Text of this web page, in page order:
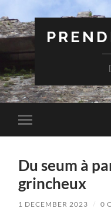
Toggle
mobile
Du seum à
grincheux
1 DECEMBER 2023 / 0